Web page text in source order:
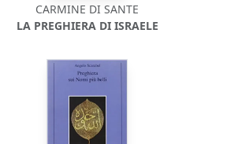
CARMINE DI SANTE
LA PREGHIERA DI ISRAELE